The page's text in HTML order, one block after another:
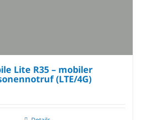
Lite R35 – mobiler
(LTE/4G)